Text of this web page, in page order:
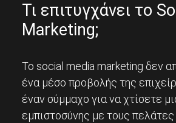
Τι επιτυγχάνει το
Marketing;
To social media marketing δεν
ένα μέσο προβολής της
έναν σύμμαχο για να χτίσετε
εμπιστοσύνης με τους πελάτες